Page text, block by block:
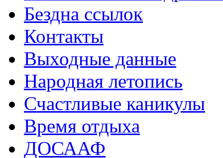
Бездна ссылок
Контакты
Выходные данные
Народная летопись
Счастливые каникулы
Время отдыха
ДОСААФ